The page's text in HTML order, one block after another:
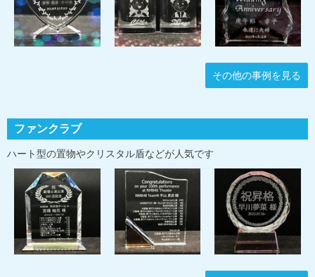
その他の事例を見る
ファンクラブ
ハート型の置物やクリスタル盾などが人気です